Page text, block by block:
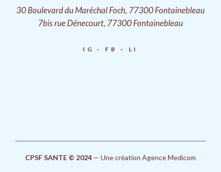
30 Boulevard du Maréchal Foch, 77300 Fontainebleau
7bis rue Dénecourt, 77300 Fontainebleau
IG FB LI
CPSF SANTE © 2024— Une création Agence Medicom